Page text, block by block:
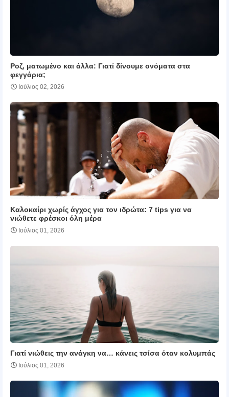
Ροζ, ματωμένο και άλλα: Γιατί δίνουμε ονόματα στα
φεγγάρια;
Ιούλιος 02, 2026
Καλοκαίρι χωρίς άγχος για τον ιδρώτα: 7 tips για να
νιώθετε φρέσκοι όλη μέρα
Ιούλιος 01, 2026
Γιατί νιώθεις την ανάγκη να… κάνεις τσίσα όταν κολυμπάς
Ιούλιος 01, 2026